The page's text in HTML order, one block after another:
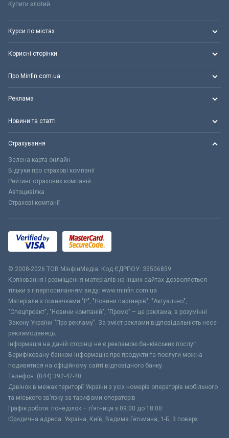
Купити злотий
Курси по містах
Корисні сторінки
Про Minfin.com.ua
Реклама
Новини та статті
Страхування
Зелена карта онлайн
Відгуки про страхові компанії
Рейтинг страхових компаній
Автоцивілка
Страхові компанії
© 2008-2026 ТОВ МiнфiнМедiа. Код ЄДРПОУ: 35506859
Копіювання і розміщення матеріалів на інших сайтах дозволяється
тільки з гіперпосиланням виду: www.minfin.com.ua
Матеріали з позначками "Р", "Новини партнерів", "Актуально",
"Спецпроект", "Новини компаній", "Промо" – це реклама, в розумінні
Закону України "Про рекламу". За зміст реклами відповідальність несе
рекламодавець.
Інформація на даній сторінці не є рекламою банківських послуг.
Верифіковану банком інформацію про продукти та послуги можна
подивитися на офіційному сайті відповідного банку.
Телефон: (044) 392-47-40
Дзвінок в межах території України з усіх номерів операторів мобільного
та міського зв’язку за тарифами операторів
Графік роботи: понеділок – п’ятниця з 09:00 до 18:00
Юридична адреса: Україна, Київ, Вадима Гетьмана, 1-Б, 3 поверх